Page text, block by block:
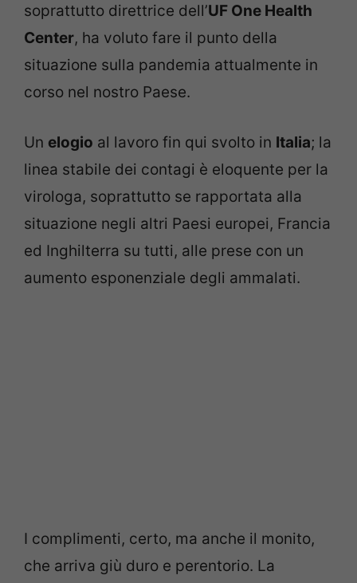
soprattutto direttrice dell’UF One Health
Center, ha voluto fare il punto della
situazione sulla pandemia attualmente in
corso nel nostro Paese.
Un elogio al lavoro fin qui svolto in Italia; la
linea stabile dei contagi è eloquente per la
virologa, soprattutto se rapportata alla
situazione negli altri Paesi europei, Francia
ed Inghilterra su tutti, alle prese con un
aumento esponenziale degli ammalati.
I complimenti, certo, ma anche il monito,
che arriva giù duro e perentorio. La